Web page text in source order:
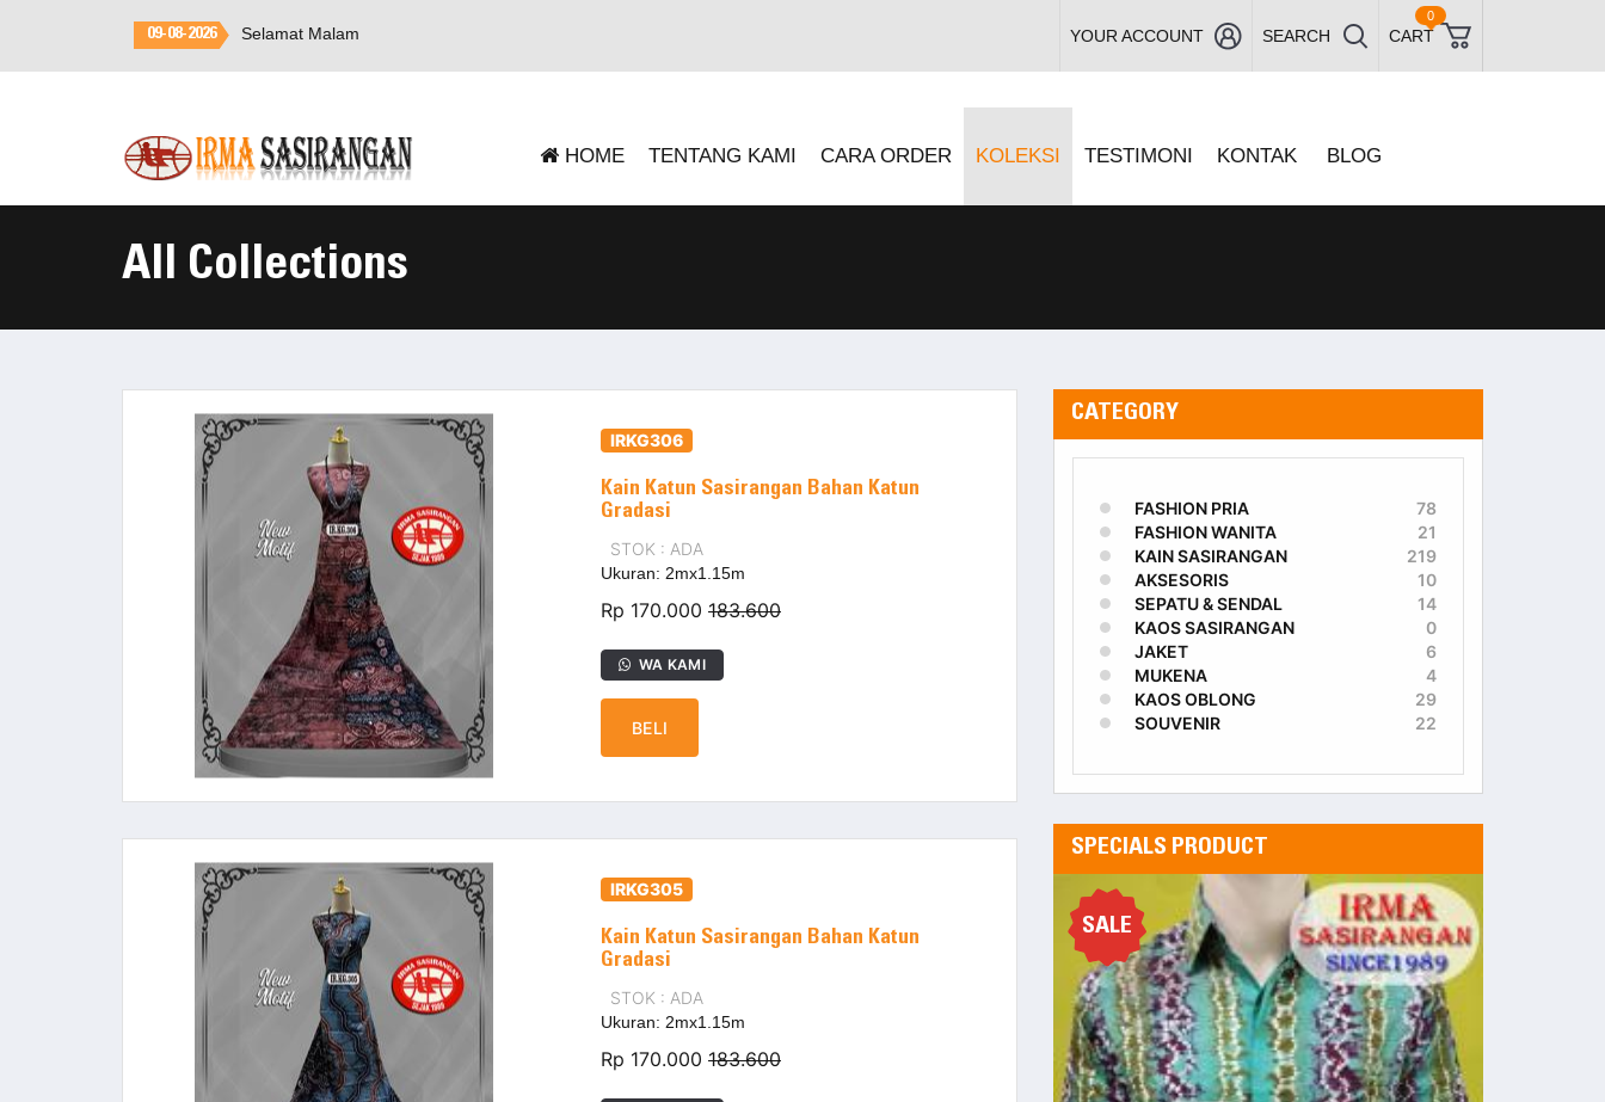
09-08-2026
Selamat Malam Selamat Datang di YOUR ACCOUNT SEARCH CART
0
HOME TENTANG KAMI CARA ORDER KOLEKSI TESTIMONI KONTAK BLOG
All Collections
IRKG306
Kain Katun Sasirangan Bahan Katun
Gradasi
STOK : ADA
Ukuran: 2mx1.15m
Rp 170.000 183.600
WA KAMI
BELI
IRKG305
Kain Katun Sasirangan Bahan Katun
Gradasi
STOK : ADA
Ukuran: 2mx1.15m
Rp 170.000 183.600
CATEGORY
FASHION PRIA
78
FASHION WANITA
21
KAIN SASIRANGAN
219
AKSESORIS
10
SEPATU & SENDAL
14
KAOS SASIRANGAN
0
JAKET
6
MUKENA
4
KAOS OBLONG
29
SOUVENIR
22
SPECIALS PRODUCT
SALE